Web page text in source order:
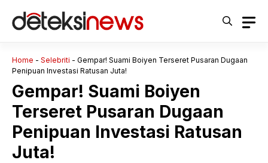
Home - Selebriti - Gempar! Suami Boiyen Terseret Pusaran Dugaan
Penipuan Investasi Ratusan Juta!
Gempar! Suami Boiyen
Terseret Pusaran Dugaan
Penipuan Investasi Ratusan
Juta!